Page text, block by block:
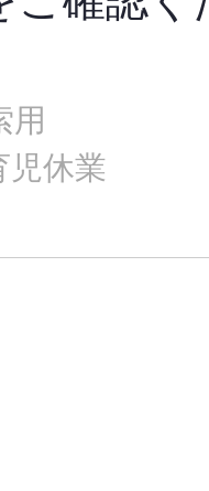
用
児休業